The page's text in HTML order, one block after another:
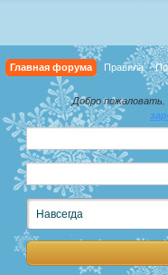
Главная форума Правила
Добро пожаловать,